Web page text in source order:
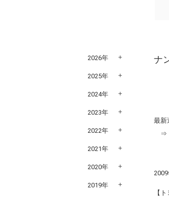
ナ
最新
【
2026年
2025年
2024年
2023年
2022年
2021年
2020年
2019年